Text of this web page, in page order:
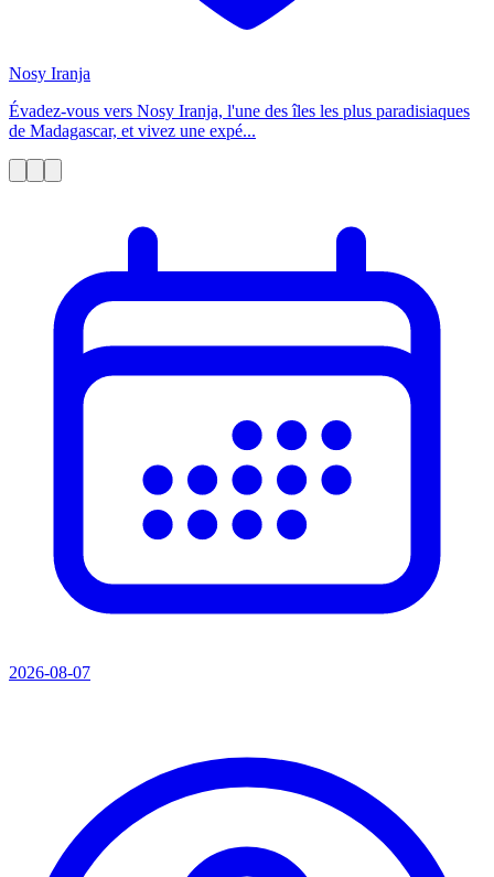
Nosy Iranja
Évadez-vous vers Nosy Iranja, l'une des îles les plus paradisiaques
de Madagascar, et vivez une expé...
2026-08-07